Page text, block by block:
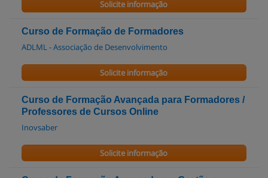
Solicite informação
Curso de Formação de Formadores
ADLML - Associação de Desenvolvimento
Solicite informação
Curso de Formação Avançada para Formadores /
Professores de Cursos Online
Inovsaber
Solicite informação